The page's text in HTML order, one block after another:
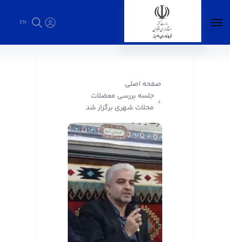
EN
صفحه اصلی
جلسه بررسی معضلات
محلات شهری برگزار شد